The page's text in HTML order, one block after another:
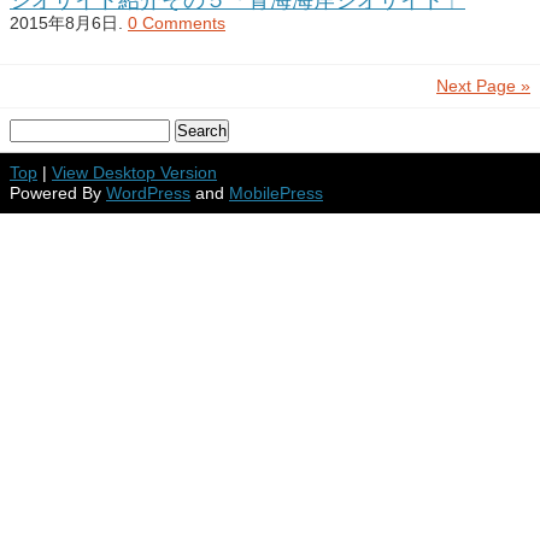
2015年8月6日. 0 Comments
Next Page »
Top | View Desktop Version
Powered By WordPress and MobilePress